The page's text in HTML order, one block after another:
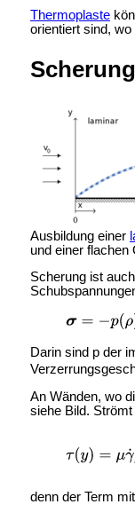
Thermoplaste
orientiert sind,
Ausbildung einer
und einer flachen
Scherung ist
Darin sind p der
An Wänden, wo
siehe Bild.
denn der Term